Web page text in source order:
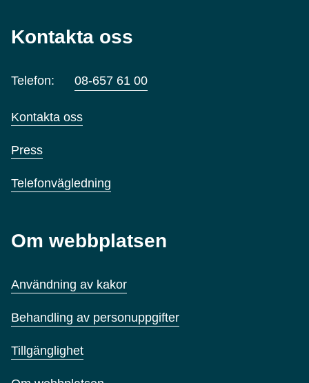
Kontakta oss
Telefon: 08-657 61 00
Kontakta oss
Press
Telefonvägledning
Om webbplatsen
Användning av kakor
Behandling av personuppgifter
Tillgänglighet